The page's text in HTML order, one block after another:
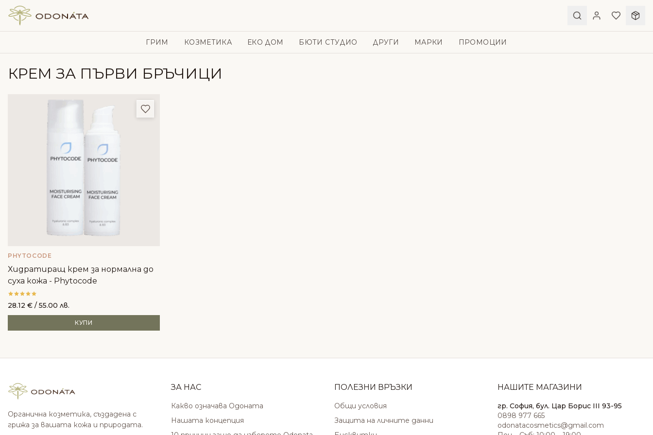
Skip to content
ГРИМ КОЗМЕТИКА ЕКО ДОМ БЮТИ СТУДИО ДРУГИ МАРКИ ПРОМОЦИИ
КРЕМ ЗА ПЪРВИ БРЪЧИЦИ
Добави в любими
PHYTOCODE
Хидратиращ крем за нормална до
суха кожа - Phytocode
28.12 € / 55.00 лв.
КУПИ
Органична козметика, създадена с
грижа за вашата кожа и природата.
ЗА НАС
Какво означава Одоната
Нашата концепция
ПОЛЕЗНИ ВРЪЗКИ
Общи условия
Защита на личните данни
НАШИТЕ МАГАЗИНИ
гр. София, бул. Цар Борис III 93-95
0898 977 665
odonatacosmetics@gmail.com